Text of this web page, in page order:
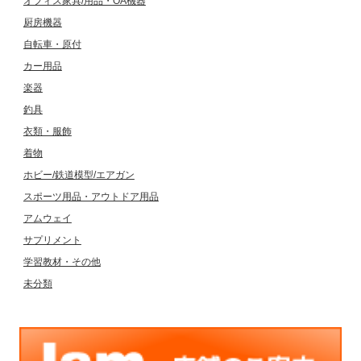
厨房機器
自転車・原付
カー用品
楽器
釣具
衣類・服飾
着物
ホビー/鉄道模型/エアガン
スポーツ用品・アウトドア用品
アムウェイ
サプリメント
学習教材・その他
未分類